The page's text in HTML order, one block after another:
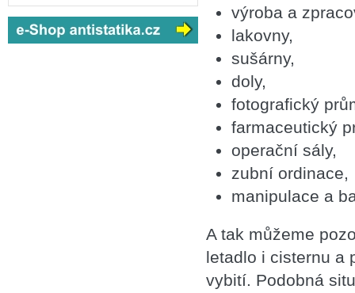
výroba a
lakovny,
sušárny,
doly,
fotografický
farmaceutický
operační sály,
zubní ordinace,
manipulace a
A tak můžeme
letadlo i cisternu a
vybití. Podobná